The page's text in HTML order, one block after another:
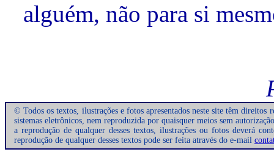
alguém, não para si
© Todos os textos, ilustrações e fotos apresentados neste site têm direitos
sistemas eletrônicos, nem reproduzida por quaisquer meios sem
a reprodução de qualquer desses textos, ilustrações ou fotos deverá
reprodução de qualquer desses textos pode ser feita através do e-mail